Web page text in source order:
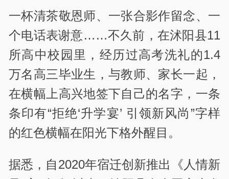
一杯清茶敬恩师、一张合影作留念、一
个电话表谢意……不久前，在沭阳县11
所高中校园里，经历过高考洗礼的1.4
万名高三毕业生，与教师、家长一起，
在横幅上高兴地签下自己的名字，一条
条印有“拒绝‘升学宴’ 引领新风尚”字样
的红色横幅在阳光下格外醒目。
据悉，自2020年宿迁创新推出《人情新